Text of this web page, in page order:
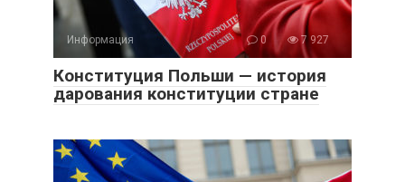
Информация 0 7 927
Конституция Польши — история
дарования конституции стране